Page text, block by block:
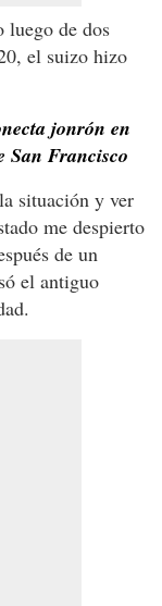
luego de dos
el suizo hizo
jonrón en
San Francisco
situación y ver
me despierto
de un
el antiguo